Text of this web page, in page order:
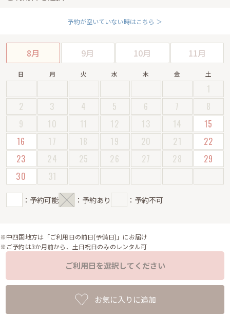
予約が空いていない時はこちら ＞
8月 9月 10月 11月
日 月 火 水 木 金 土
1
2
3 4 5 6 7
8
9
10 11 12 13 14
15
16
17 18 19 20 21
22
23
24 25 26 27 28
29
30
31
：予約可能 ：予約あり ：予約不可
※中四国地方は「ご利用日の前日(予備日)」にお届け
※ご予約は3か月前から、土日祝日のみのレンタル可
ご利用日を選択してください
お気に入りに追加